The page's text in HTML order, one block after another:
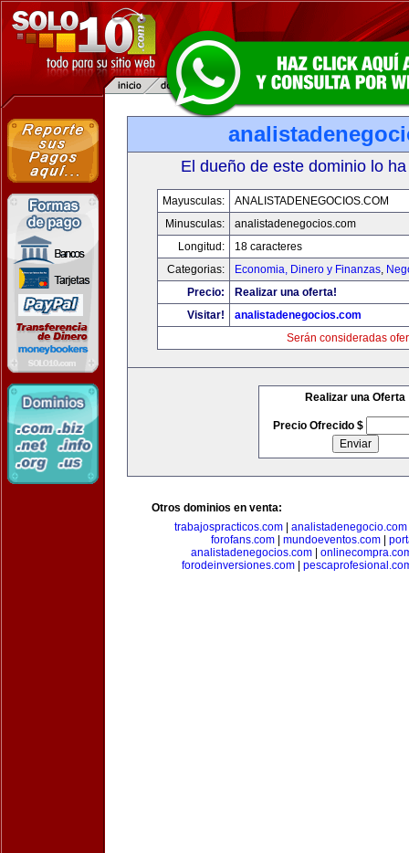
El dueño de este dominio lo
Mayusculas:
ANALISTADENEGOCIOS.COM
Minusculas:
analistadenegocios.com
Longitud:
18 caracteres
Categorias:
Economia, Dinero y Finanzas,
Precio:
Realizar una oferta!
Visitar!
analistadenegocios.com
Serán consideradas
Realizar una Oferta
Precio Ofrecido $
Otros dominios en venta:
trabajospracticos.com| analistadenegocio.com
forofans.com
mundoeventos.com
analistadenegocios.com
forodeinversiones.com